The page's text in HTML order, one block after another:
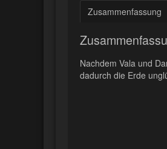
Zusammenfassung
Nachdem Vala und
dadurch die Erde